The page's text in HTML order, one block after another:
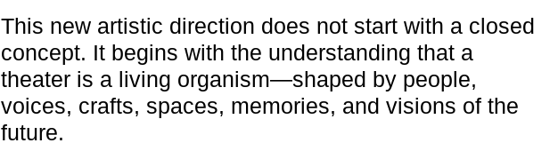
This new artistic direction does not start with a closed
concept. It begins with the understanding that a
theater is a living organism—shaped by people,
voices, crafts, spaces, memories, and visions of the
future.